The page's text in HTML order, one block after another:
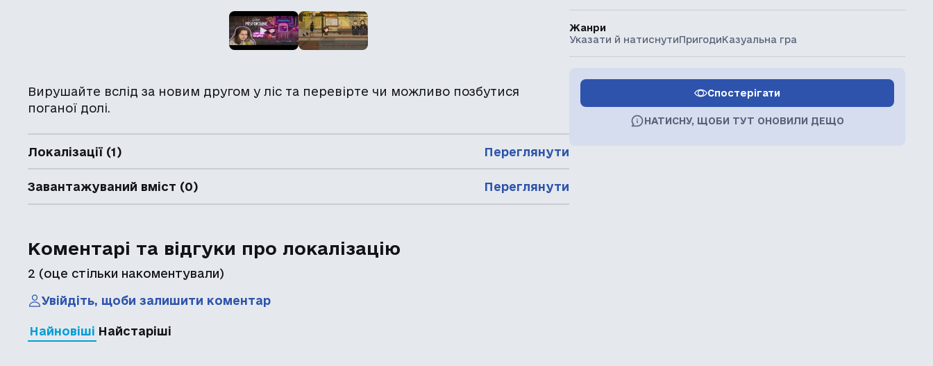
Вирушайте вслід за новим другом у ліс та перевірте чи можливо позбутися
поганої долі.
Локалізації (1) Переглянути
Завантажуваний вміст (0) Переглянути
Коментарі та відгуки про локалізацію
2 (оце стільки накоментували)
Увійдіть, щоби залишити коментар
Найновіші Найстаріші
Жанри
Указати й натиснутиПригодиКазуальна гра
Спостерігати
НАТИСНУ, ЩОБИ ТУТ ОНОВИЛИ ДЕЩО